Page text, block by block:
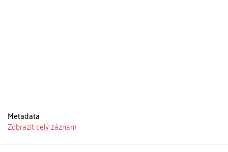
Metadata
Zobrazit celý záznam